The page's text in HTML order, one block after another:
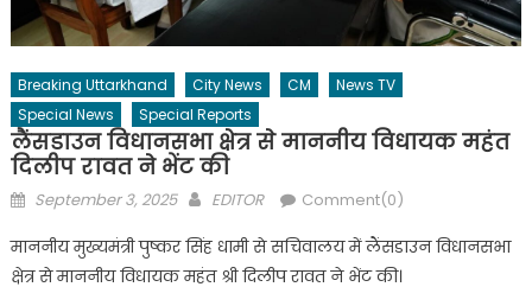
Breaking Uttarkhand City News CM
News TV
Special News
Special Reports
लैंसडाउन विधानसभा क्षेत्र से माननीय विधायक महंत
दिलीप रावत ने भेंट की
Posted
September 3, 2025 Author
EDITOR Comment(0)
माननीय मुख्यमंत्री पुष्कर सिंह धामी से सचिवालय में लैंसडाउन विधानसभा
क्षेत्र से माननीय विधायक महंत श्री दिलीप रावत ने भेंट की।